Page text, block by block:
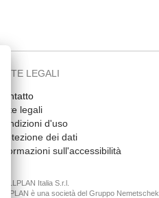
NOTE LEGALI
Contatto
Note legali
Condizioni d'uso
Protezione dei dati
Informazioni sull'accessibilità
© ALLPLAN Italia S.r.l.
ALLPLAN è una società del Gruppo Nemetschek